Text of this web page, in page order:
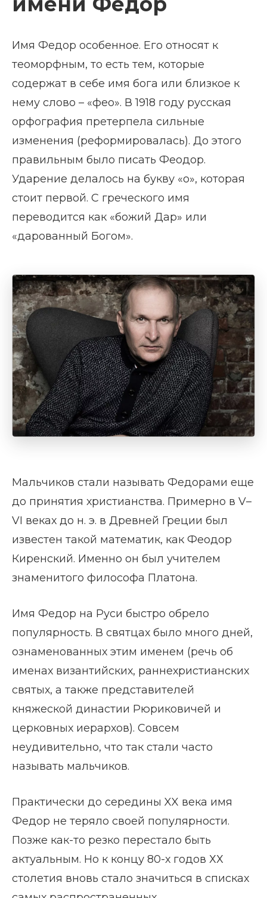
Имя Федор особенное. Его относят к
теоморфным, то есть тем, которые
содержат в себе имя бога или близкое к
нему слово – «фео». В 1918 году русская
орфография претерпела сильные
изменения (реформировалась). До этого
правильным было писать Феодор.
Ударение делалось на букву «о», которая
стоит первой. С греческого имя
переводится как «божий Дар» или
«дарованный Богом».
Мальчиков стали называть Федорами еще
до принятия христианства. Примерно в V–
VI веках до н. э. в Древней Греции был
известен такой математик, как Феодор
Киренский. Именно он был учителем
знаменитого философа Платона.
Имя Федор на Руси быстро обрело
популярность. В святцах было много дней,
ознаменованных этим именем (речь об
именах византийских, раннехристианских
святых, а также представителей
княжеской династии Рюриковичей и
церковных иерархов). Совсем
неудивительно, что так стали часто
называть мальчиков.
Практически до середины XX века имя
Федор не теряло своей популярности.
Позже как-то резко перестало быть
актуальным. Но к концу 80-х годов ХХ
столетия вновь стало значиться в списках